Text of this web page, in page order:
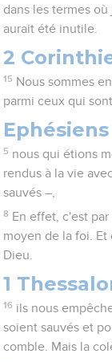
dans les termes
aurait été inutile.
2
15 Nous sommes
parmi ceux qui
Ephésiens
5 nous qui étions
rendus à la vie
sauvés –,
8 En effet, c'est
moyen de la foi.
Dieu.
1
16 ils nous
soient sauvés et
comble. Mais la